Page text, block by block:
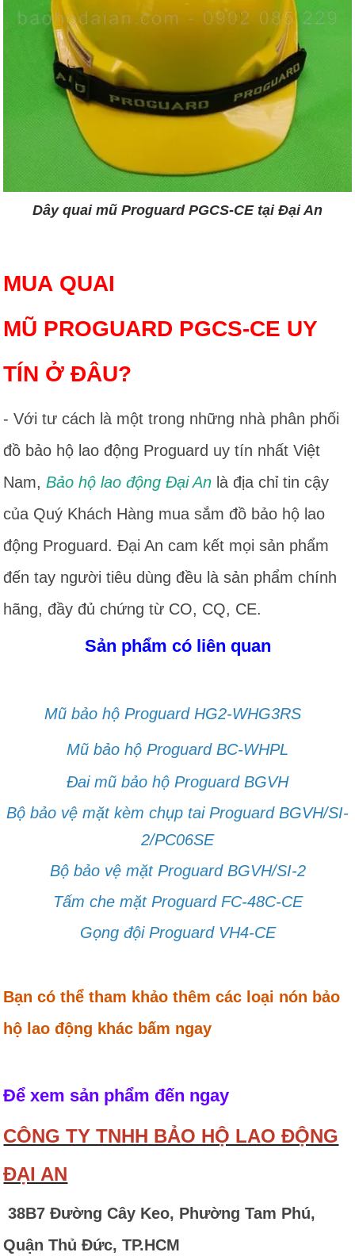
Dây quai mũ Proguard PGCS-CE tại Đại An
MUA QUAI
MŨ PROGUARD PGCS-CE UY
TÍN Ở ĐÂU?
- Với tư cách là một trong những nhà phân phối
đồ bảo hộ lao động Proguard uy tín nhất Việt
Nam,Bảo hộ lao động Đại An là địa chỉ tin cậy
của Quý Khách Hàng mua sắm đồ bảo hộ lao
động Proguard. Đại An cam kết mọi sản phẩm
đến tay người tiêu dùng đều là sản phẩm chính
hãng, đầy đủ chứng từ CO, CQ, CE.
Sản phẩm có liên quan
Mũ bảo hộ Proguard HG2-WHG3RS
Mũ bảo hộ Proguard BC-WHPL
Đai mũ bảo hộ Proguard BGVH
Bộ bảo vệ mặt kèm chụp tai ProguardBGVH/SI-
2/PC06SE
Bộ bảo vệ mặt Proguard BGVH/SI-2
Tấm che mặt Proguard FC-48C-CE
Gọng đội Proguard VH4-CE
Bạn có thể tham khảo thêm các loại nón bảo
hộ lao động khác bấm ngay
Để xem sản phẩm đến ngay
CÔNG TY TNHH BẢO HỘ LAO ĐỘNG
ĐẠI AN
38B7 Đường Cây Keo, Phường Tam Phú,
Quận Thủ Đức, TP.HCM